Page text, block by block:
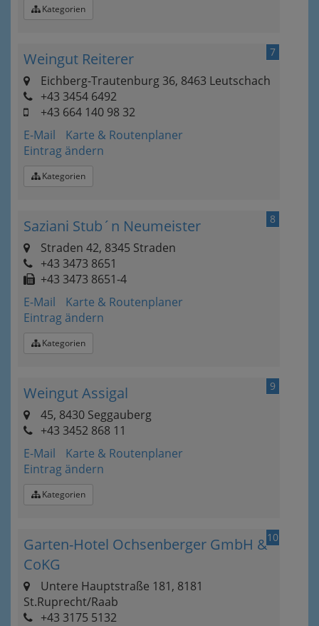
Kategorien
7
Weingut Reiterer
Eichberg-Trautenburg 36, 8463 Leutschach
+43 3454 6492
+43 664 140 98 32
E-Mail
Karte & Routenplaner
Eintrag ändern
Kategorien
8
Saziani Stub´n Neumeister
Straden 42, 8345 Straden
+43 3473 8651
+43 3473 8651-4
E-Mail
Karte & Routenplaner
Eintrag ändern
Kategorien
9
Weingut Assigal
45, 8430 Seggauberg
+43 3452 868 11
E-Mail
Karte & Routenplaner
Eintrag ändern
Kategorien
10
Garten-Hotel Ochsenberger GmbH &
CoKG
Untere Hauptstraße 181, 8181
St.Ruprecht/Raab
+43 3175 5132